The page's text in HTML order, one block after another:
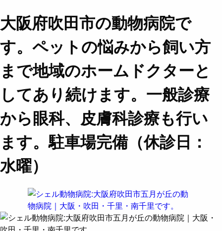
大阪府吹田市の動物病院で
す。ペットの悩みから飼い方
まで地域のホームドクターと
してあり続けます。一般診療
から眼科、皮膚科診療も行い
ます。駐車場完備（休診日：
水曜）